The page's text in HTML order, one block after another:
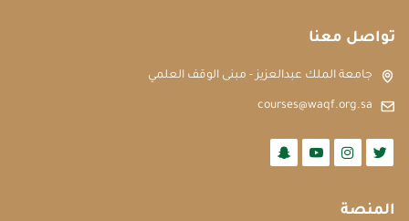
تواصل معنا
جامعة الملك عبدالعزيز - مبنى الوقف العلمي
courses@waqf.org.sa
المنصة